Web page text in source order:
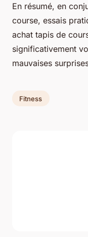
En résumé, en
course, essais
achat tapis de
significativement
mauvaises
Fitness